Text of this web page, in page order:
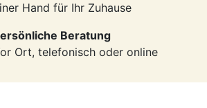
Hand für Ihr Zuhause
Beratung
Ort, telefonisch oder online